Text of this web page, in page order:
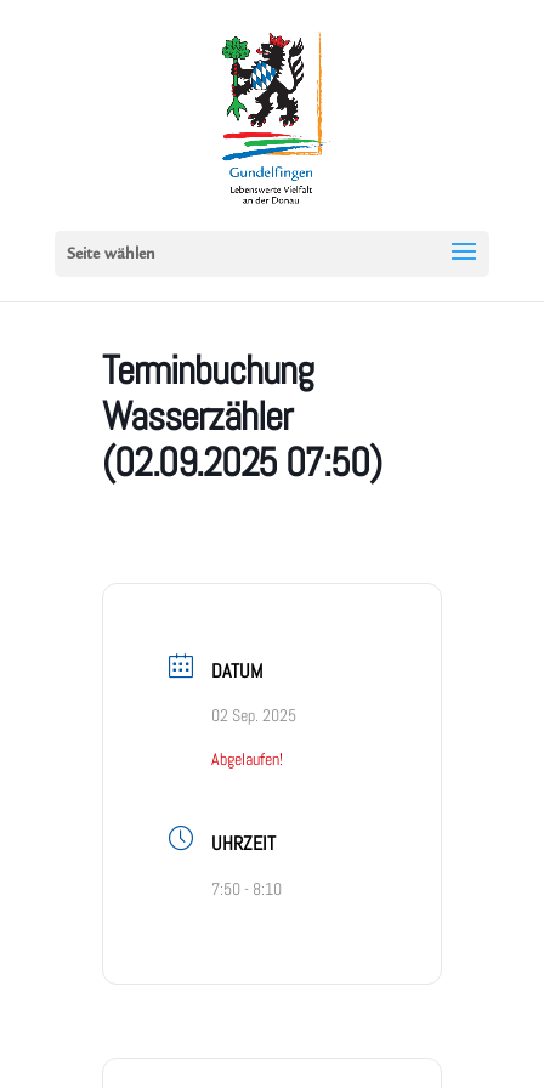
Seite wählen
Terminbuchung
Wasserzähler
(02.09.2025 07:50)
DATUM
02 Sep. 2025
Abgelaufen!
UHRZEIT
7:50 - 8:10